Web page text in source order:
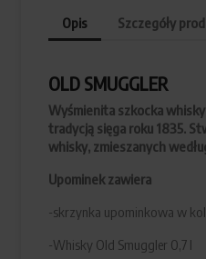
Opis Szczegóły
OLD SMUGGLER
Wyśmienita szkocka
tradycją sięga roku 1835.
whisky, zmieszanych
Upominek zawiera
-skrzynka upominkowa w
-Whisky Old Smuggler 0,7 l